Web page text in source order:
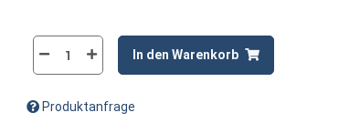
In den Warenkorb
Produktanfrage